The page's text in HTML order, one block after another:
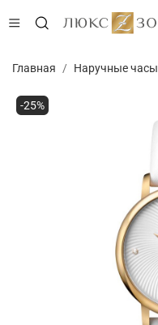
Главная Наручные часы
-25%